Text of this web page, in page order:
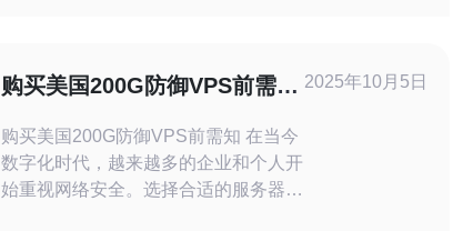
性能要素解析 判断一台服务器性能的
关键包括CPU频率与核数、内
购买美国200G防御VPS前需要
购买美国200G防御VPS前需知 在当今
数字化时代，越来越多的企业和个人开
始重视网络安全。选择合适的服务器不
2025年10月5日